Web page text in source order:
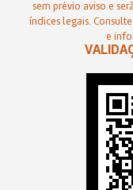
sem prévio aviso e
índices legais.
e